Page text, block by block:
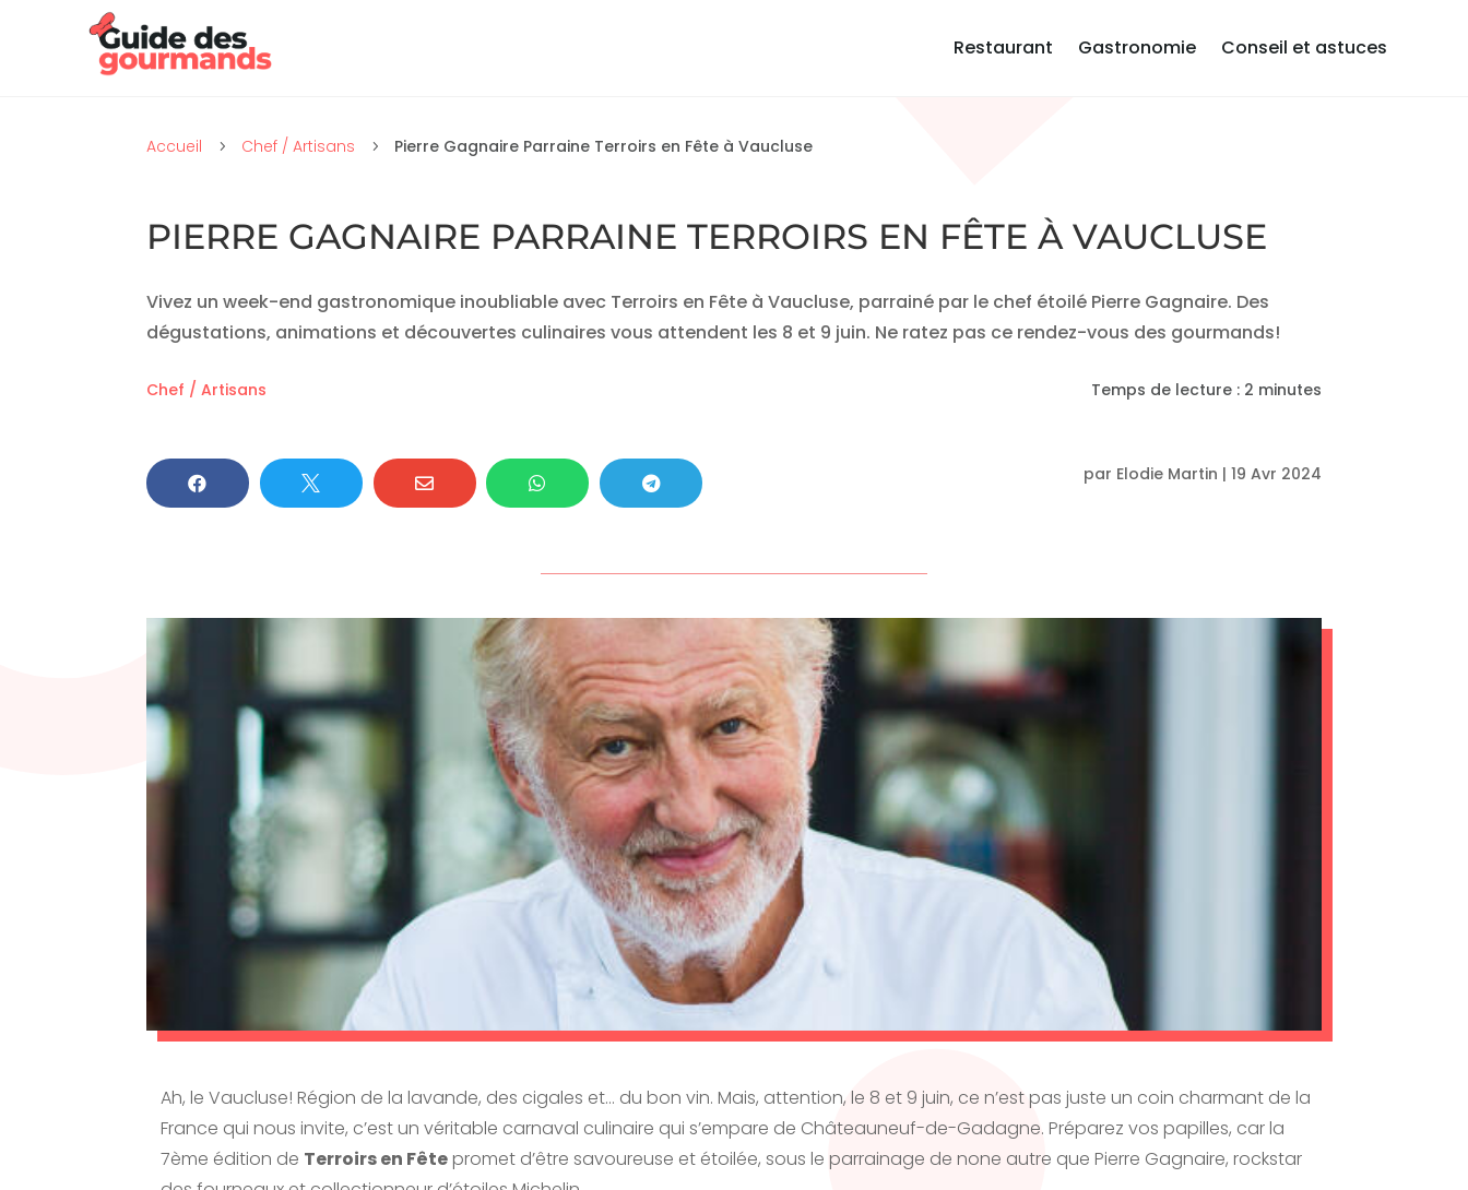
Restaurant Gastronomie Conseil et astuces
Accueil 5 Chef / Artisans 5 Pierre Gagnaire Parraine Terroirs en Fête à Vaucluse
PIERRE GAGNAIRE PARRAINE TERROIRS EN FÊTE À VAUCLUSE
Vivez un week-end gastronomique inoubliable avec Terroirs en Fête à Vaucluse, parrainé par le chef étoilé Pierre Gagnaire. Des
dégustations, animations et découvertes culinaires vous attendent les 8 et 9 juin. Ne ratez pas ce rendez-vous des gourmands!
Chef / Artisans Temps de lecture : 2 minutes
     par Elodie Martin | 19 Avr 2024
Ah, le Vaucluse! Région de la lavande, des cigales et… du bon vin. Mais, attention, le 8 et 9 juin, ce n’est pas juste un coin charmant de la
France qui nous invite, c’est un véritable carnaval culinaire qui s’empare de Châteauneuf-de-Gadagne. Préparez vos papilles, car la
7ème édition de Terroirs en Fêtepromet d’être savoureuse et étoilée, sous le parrainage de none autre que Pierre Gagnaire, rockstar